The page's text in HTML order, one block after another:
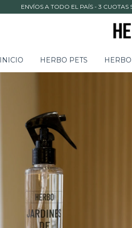
ENVÍOS A TODO EL PAÍS - 3 CUOTAS
INICIO HERBO PETS